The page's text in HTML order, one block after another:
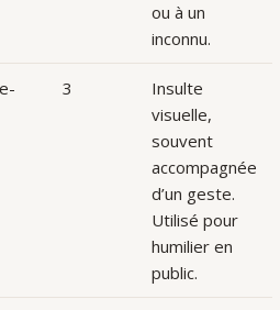
ou à un
inconnu.
3
Insulte
visuelle,
souvent
accompagnée
d’un geste.
Utilisé pour
humilier en
public.